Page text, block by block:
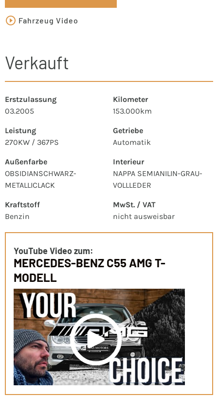
Fahrzeug Video
Verkauft
Erstzulassung
03.2005
Kilometer
153.000km
Leistung
270KW / 367PS
Getriebe
Automatik
Außenfarbe
OBSIDIANSCHWARZ-
METALLICLACK
Interieur
NAPPA SEMIANILIN-GRAU-
VOLLLEDER
Kraftstoff
Benzin
MwSt. / VAT
nicht ausweisbar
YouTube Video zum:
MERCEDES-BENZ C55 AMG T-
MODELL